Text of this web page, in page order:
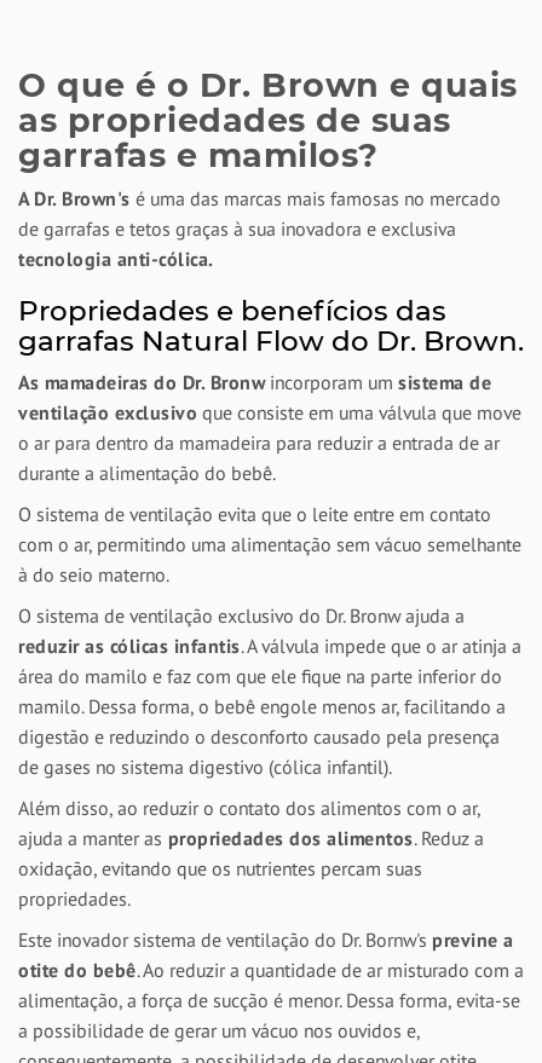
O que é o Dr. Brown e quais
as propriedades de suas
garrafas e mamilos?
A Dr. Brown's é uma das marcas mais famosas no mercado
de garrafas e tetos graças à sua inovadora e exclusiva
tecnologia anti-cólica.
Propriedades e benefícios das
garrafas Natural Flow do Dr. Brown.
As mamadeiras do Dr. Bronwincorporam um sistema de
ventilação exclusivo que consiste em uma válvula que move
o ar para dentro da mamadeira para reduzir a entrada de ar
durante a alimentação do bebê.
O sistema de ventilação evita que o leite entre em contato
com o ar, permitindo uma alimentação sem vácuo semelhante
à do seio materno.
O sistema de ventilação exclusivo do Dr. Bronw ajuda a
reduzir as cólicas infantis. A válvula impede que o ar atinja a
área do mamilo e faz com que ele fique na parte inferior do
mamilo. Dessa forma, o bebê engole menos ar, facilitando a
digestão e reduzindo o desconforto causado pela presença
de gases no sistema digestivo (cólica infantil).
Além disso, ao reduzir o contato dos alimentos com o ar,
ajuda a manter as propriedades dos alimentos. Reduz a
oxidação, evitando que os nutrientes percam suas
propriedades.
Este inovador sistema de ventilação do Dr. Bornw's previne a
otite do bebê. Ao reduzir a quantidade de ar misturado com a
alimentação, a força de sucção é menor. Dessa forma, evita-se
a possibilidade de gerar um vácuo nos ouvidos e,